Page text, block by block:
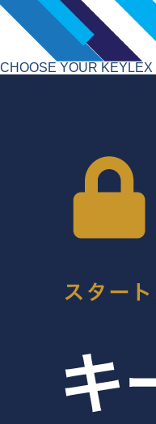
CHOOSE YOUR KEYLEX